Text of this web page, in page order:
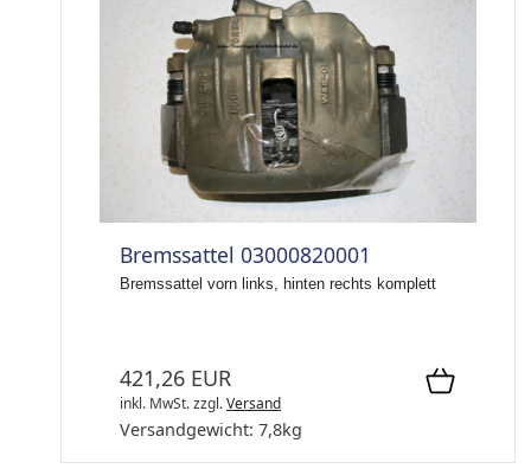
Bremssattel 03000820001
Bremssattel vorn links, hinten rechts komplett
421,26 EUR
inkl. MwSt.zzgl.Versand
Versandgewicht: 7,8kg